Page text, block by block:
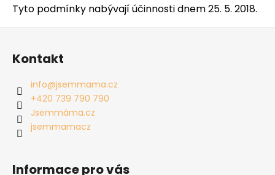
Tyto podmínky nabývají účinnosti dnem 25. 5. 2018.
Kontakt
info@jsemmama.cz
+420 739 790 790
Jsemmáma.cz
jsemmamacz
Informace pro vás